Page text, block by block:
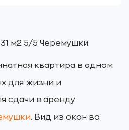
31 м2 5/5 Черемушки.
квартира в одном
для жизни и
сдачи в аренду
. Вид из окон во